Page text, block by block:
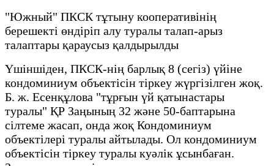
"Южный" ПКСК тұтыну кооперативінің
берешекті өндіріп алу туралы талап-арыз
талаптары қараусыз қалдырылды
Үшіншіден, ПКСК-нің барлық 8 (сегіз) үйіне
кондоминиум объектісін тіркеу жүргізілген жоқ.
Б. ж. Есенқұлова "тұрғын үй қатынастары
туралы" ҚР Заңының 32 және 50-баптарына
сілтеме жасап, онда жоқ Кондоминиум
объектілері туралы айтылады. Ол кондоминиум
объектісін тіркеу туралы куәлік ұсынбаған.